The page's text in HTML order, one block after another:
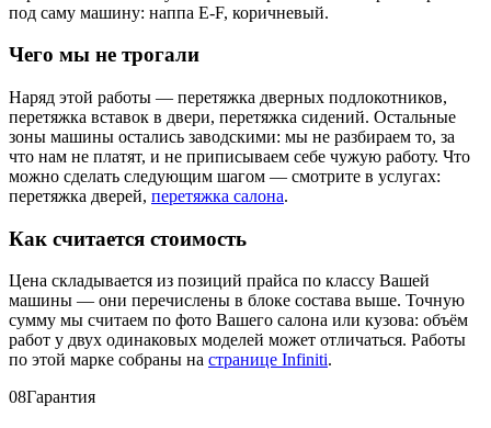
под саму машину: наппа E-F, коричневый.
Чего мы не трогали
Наряд этой работы — перетяжка дверных подлокотников,
перетяжка вставок в двери, перетяжка сидений. Остальные
зоны машины остались заводскими: мы не разбираем то, за
что нам не платят, и не приписываем себе чужую работу. Что
можно сделать следующим шагом — смотрите в услугах:
перетяжка дверей, перетяжка салона.
Как считается стоимость
Цена складывается из позиций прайса по классу Вашей
машины — они перечислены в блоке состава выше. Точную
сумму мы считаем по фото Вашего салона или кузова: объём
работ у двух одинаковых моделей может отличаться. Работы
по этой марке собраны на странице Infiniti.
08Гарантия